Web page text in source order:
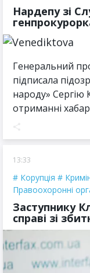
Нардепу зі
Генеральний
підписала
народу» Сергію
отриманні
13:33
Корупція
Правоохоронні
Заступнику
справі зі